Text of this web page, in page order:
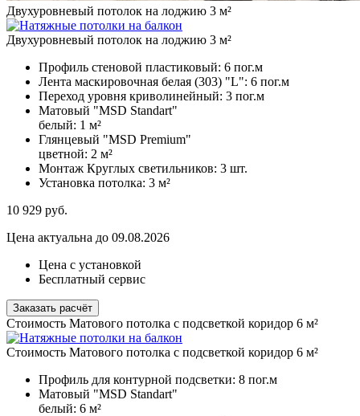
Двухуровневый потолок на лоджию 3 м²
Двухуровневый потолок на лоджию 3 м²
Профиль стеновой пластиковый: 6 пог.м
Лента маскировочная белая (303) "L": 6 пог.м
Переход уровня криволинейный: 3 пог.м
Матовый "MSD Standart"
белый: 1 м²
Глянцевый "MSD Premium"
цветной: 2 м²
Монтаж Круглых светильников: 3 шт.
Установка потолка: 3 м²
10 929 руб.
Цена актуальна до 09.08.2026
Цена с установкой
Бесплатный сервис
Заказать расчёт
Стоимость Матового потолка с подсветкой коридор 6 м²
Стоимость Матового потолка с подсветкой коридор 6 м²
Профиль для контурной подсветки: 8 пог.м
Матовый "MSD Standart"
белый: 6 м²